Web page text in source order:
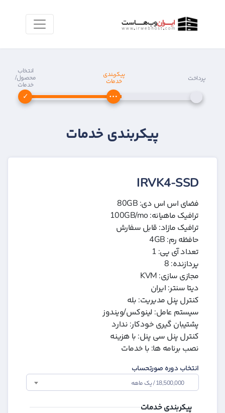
انتخاب
محصول/
خدمات
پیکربندی
خدمات
پرداخت
پیکربندی خدمات
IRVK4-SSD
فضای اس اس دی: 80GB
ترافیک ماهیانه: 100GB/mo
ترافیک مازاد: قابل سفارش
حافظه رم: 4GB
تعداد آی پی: 1
پردازنده: 8
مجازی سازی: KVM
دیتا سنتر: ایران
کنترل پنل مدیریت: بله
سیستم عامل: لینوکس/ویندوز
پشتیبان گیری خودکار: ندارد
کنترل پنل سی پنل: با هزینه
نصب برنامه ها: با خدمات
انتخاب دوره صورتحساب
18,500,000 / یک ماهه
پیکربندی خدمات